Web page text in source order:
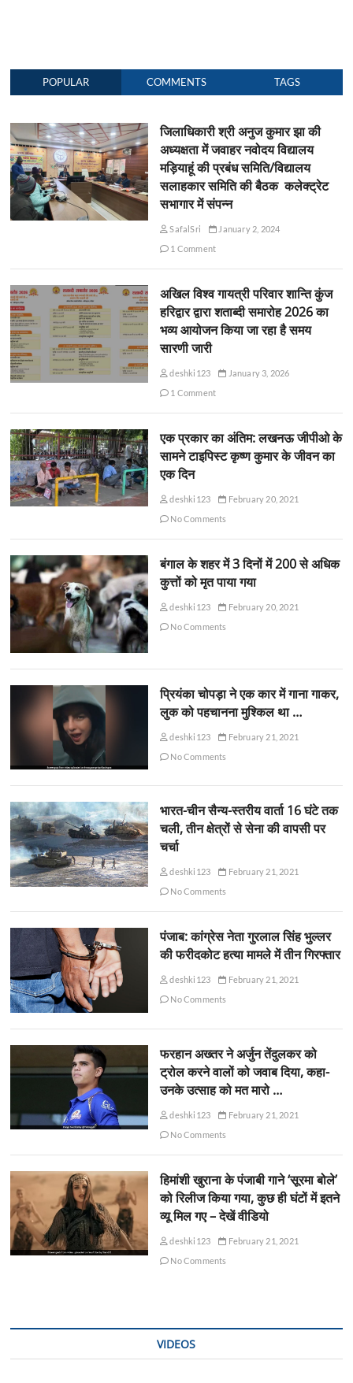
POPULAR COMMENTS TAGS
जिलाधिकारी श्री अनुज कुमार झा की
अध्यक्षता में जवाहर नवोदय विद्यालय
मड़ियाहूं की प्रबंध समिति/विद्यालय
सलाहकार समिति की बैठक कलेक्ट्रेट
सभागार में संपन्न
SafalSri
January 2, 2024
1 Comment
अखिल विश्व गायत्री परिवार शान्ति कुंज
हरिद्वार द्वारा शताब्दी समारोह 2026 का
भव्य आयोजन किया जा रहा है समय
सारणी जारी
deshki123
January 3, 2026
1 Comment
एक प्रकार का अंतिम: लखनऊ जीपीओ के
सामने टाइपिस्ट कृष्ण कुमार के जीवन का
एक दिन
deshki123
February 20, 2021
No Comments
बंगाल के शहर में 3 दिनों में 200 से अधिक
कुत्तों को मृत पाया गया
deshki123
February 20, 2021
No Comments
प्रियंका चोपड़ा ने एक कार में गाना गाकर,
लुक को पहचानना मुश्किल था …
deshki123
February 21, 2021
No Comments
भारत-चीन सैन्य-स्तरीय वार्ता 16 घंटे तक
चली, तीन क्षेत्रों से सेना की वापसी पर
चर्चा
deshki123
February 21, 2021
No Comments
पंजाब: कांग्रेस नेता गुरलाल सिंह भुल्लर
की फरीदकोट हत्या मामले में तीन गिरफ्तार
deshki123
February 21, 2021
No Comments
फरहान अख्तर ने अर्जुन तेंदुलकर को
ट्रोल करने वालों को जवाब दिया, कहा-
उनके उत्साह को मत मारो …
deshki123
February 21, 2021
No Comments
हिमांशी खुराना के पंजाबी गाने ‘सूरमा बोले’
को रिलीज किया गया, कुछ ही घंटों में इतने
व्यू मिल गए – देखें वीडियो
deshki123
February 21, 2021
No Comments
VIDEOS